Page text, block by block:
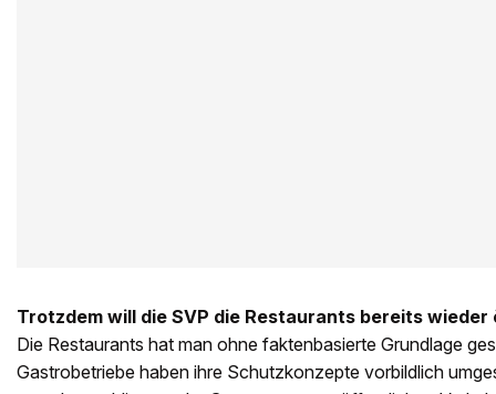
Trotzdem will die SVP die Restaurants bereits
Die Restaurants hat man ohne faktenbasierte Grundlage
Gastrobetriebe ­haben ihre Schutzkonzepte vorbildlich